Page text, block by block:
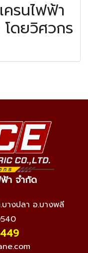
ครนไฟฟ้า
ดยวิศวกร
า จำกัด
บางปลา อ.บางพลี